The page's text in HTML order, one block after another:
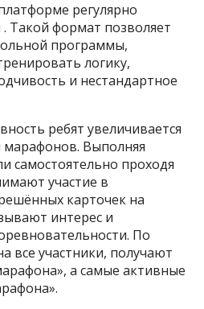
регулярно
Такой формат позволяет
программы,
логику,
и нестандартное
ребят увеличивается
Выполняя
самостоятельно проходя
участие в
карточек на
интерес и
По
все участники, получают
а самые активные